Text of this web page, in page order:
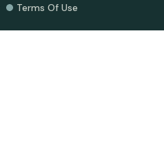
Terms Of Use